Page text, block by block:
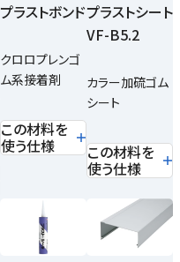
プラストボンド
クロロプレンゴ
ム系接着剤
この材料を
使う仕様
プラストシート
VF-B5.2
カラー加硫ゴム
シート
この材料を
使う仕様